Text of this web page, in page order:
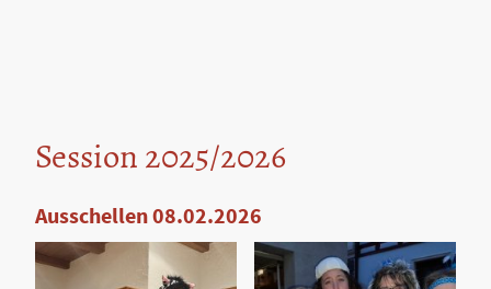
Session 2025/2026
Ausschellen 08.02.2026